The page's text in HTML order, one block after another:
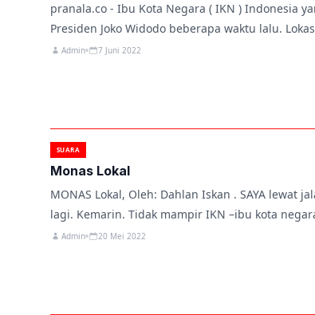
pranala.co - Ibu Kota Negara ( IKN ) Indonesia
Presiden Joko Widodo beberapa waktu lalu.
Admin 7 Juni 2022
SUARA
Monas Lokal
MONAS Lokal, Oleh: Dahlan Iskan . SAYA lewat
lagi. Kemarin. Tidak mampir IKN –ibu kota
Admin 20 Mei 2022